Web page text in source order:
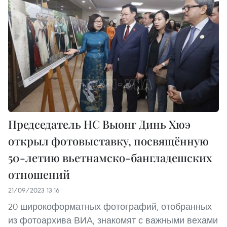
Председатель НС Выонг Динь Хюэ
открыл фотовыставку, посвящённую
50-летию вьетнамско-бангладешских
отношений
21/09/2023 13:16
20 широкоформатных фотографий, отобранных
из фотоархива ВИА, знакомят с важными вехами